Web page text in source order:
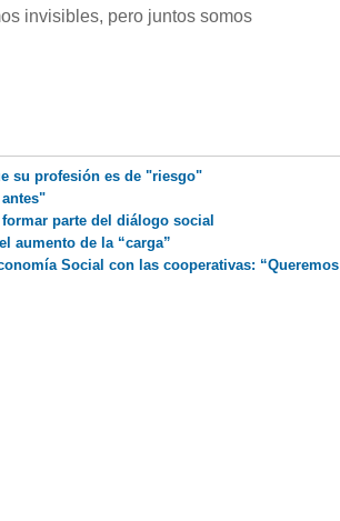
invisibles, pero juntos somos
su profesión es de "riesgo"
parte del diálogo social
aumento de la “carga”
Social con las cooperativas: “Queremos